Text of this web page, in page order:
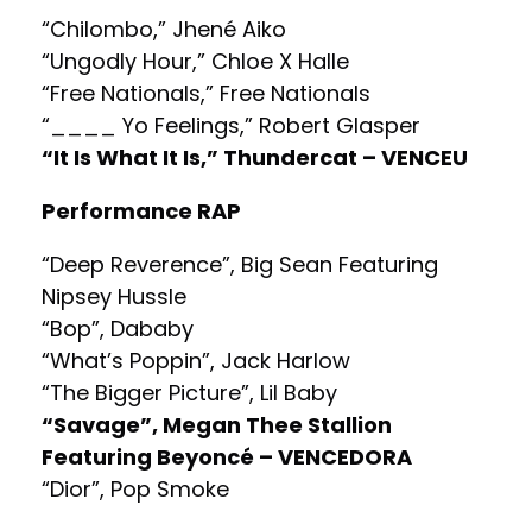
“Chilombo,” Jhené Aiko
“Ungodly Hour,” Chloe X Halle
“Free Nationals,” Free Nationals
“____ Yo Feelings,” Robert Glasper
“It Is What It Is,” Thundercat – VENCEU
Performance RAP
“Deep Reverence”, Big Sean Featuring
Nipsey Hussle
“Bop”, Dababy
“What’s Poppin”, Jack Harlow
“The Bigger Picture”, Lil Baby
“Savage”, Megan Thee Stallion
Featuring Beyoncé – VENCEDORA
“Dior”, Pop Smoke